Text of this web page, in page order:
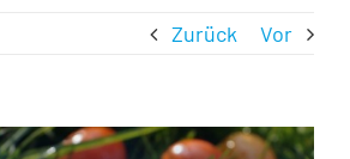
Zurück Vor